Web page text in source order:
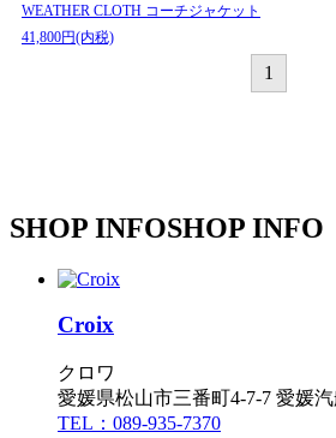
WEATHER CLOTH コーチジャケット
41,800円(内税)
1
SHOP INFOSHOP INFO
Croix
クロワ
愛媛県松山市三番町4-7-7 愛媛
TEL：089-935-7370